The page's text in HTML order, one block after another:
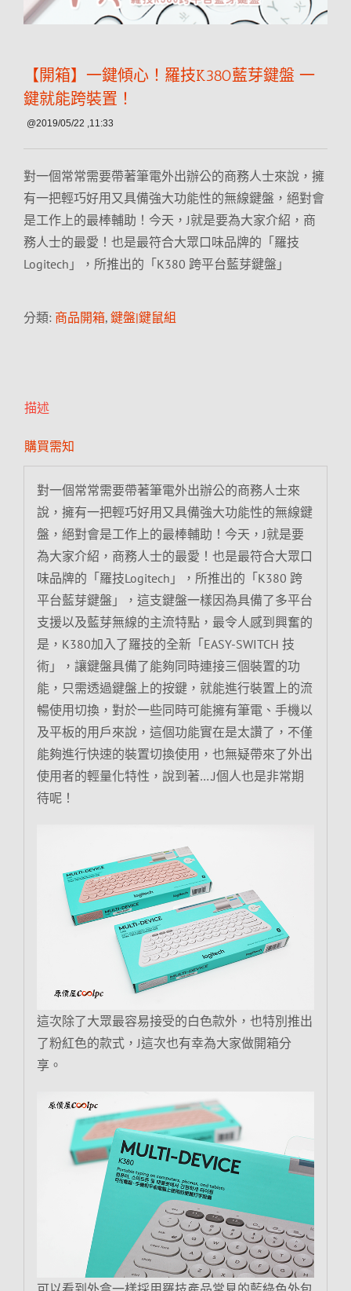
【開箱】一鍵傾心！羅技K380藍芽鍵盤 一
鍵就能跨裝置！
@2019/05/22 ,11:33
對一個常常需要帶著筆電外出辦公的商務人士來說，擁
有一把輕巧好用又具備強大功能性的無線鍵盤，絕對會
是工作上的最棒輔助！今天，J就是要為大家介紹，商
務人士的最愛！也是最符合大眾口味品牌的「羅技
Logitech」，所推出的「K380 跨平台藍芽鍵盤」
分類: 商品開箱, 鍵盤|鍵鼠組
描述
購買需知
對一個常常需要帶著筆電外出辦公的商務人士來
說，擁有一把輕巧好用又具備強大功能性的無線鍵
盤，絕對會是工作上的最棒輔助！今天，J就是要
為大家介紹，商務人士的最愛！也是最符合大眾口
味品牌的「羅技Logitech」，所推出的「K380 跨
平台藍芽鍵盤」，這支鍵盤一樣因為具備了多平台
支援以及藍芽無線的主流特點，最令人感到興奮的
是，K380加入了羅技的全新「EASY-SWITCH 技
術」，讓鍵盤具備了能夠同時連接三個裝置的功
能，只需透過鍵盤上的按鍵，就能進行裝置上的流
暢使用切換，對於一些同時可能擁有筆電、手機以
及平板的用戶來說，這個功能實在是太讚了，不僅
能夠進行快速的裝置切換使用，也無疑帶來了外出
使用者的輕量化特性，說到著….J個人也是非常期
待呢！
這次除了大眾最容易接受的白色款外，也特別推出
了粉紅色的款式，J這次也有幸為大家做開箱分
享。